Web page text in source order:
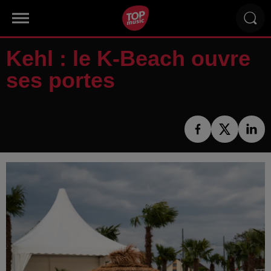
Kehl : le K-Beach ouvre
ses portes